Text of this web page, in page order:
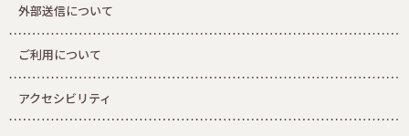
外部送信について
ご利用について
アクセシビリティ